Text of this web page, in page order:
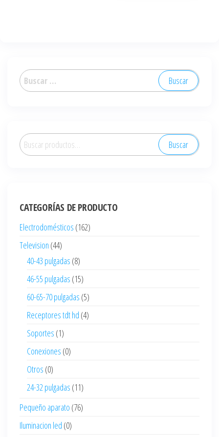
Buscar:
Buscar
por:
Buscar
CATEGORÍAS DE PRODUCTO
Electrodomésticos (162)
Television (44)
40-43 pulgadas (8)
46-55 pulgadas (15)
60-65-70 pulgadas (5)
Receptores tdt hd (4)
Soportes (1)
Conexiones (0)
Otros (0)
24-32 pulgadas (11)
Pequeño aparato (76)
Iluminacion led (0)